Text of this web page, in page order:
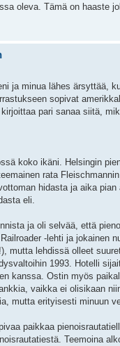
oleva. Tämä on
ja minua lähes ärsyttää,
sopivat
pari sanaa siitä,
koko ikäni. Helsingin
rata
hidasta ja aika
eli.
ja oli selvää, että
-lehti ja
mutta lehdissä olleet
1993. Hotelli
kanssa. Ostin myös
vaikka ei olisikaan
mutta erityisesti minuun
paikkaa
Teemoina